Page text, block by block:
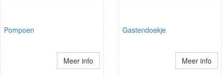
Pompoen
Meer info
Gastendoekje
Meer info